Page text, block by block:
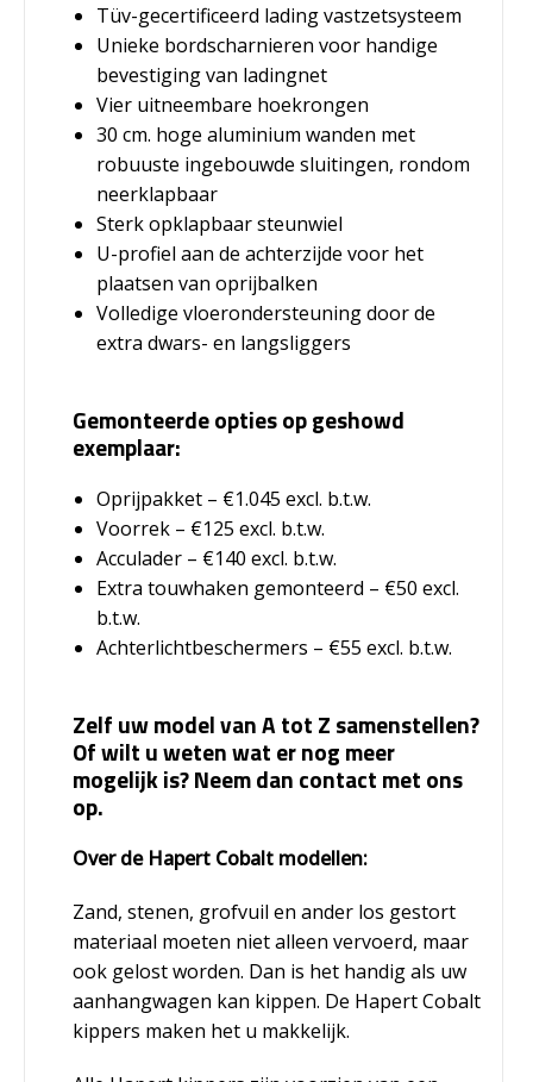
Tüv-gecertificeerd lading vastzetsysteem
Unieke bordscharnieren voor handige
bevestiging van ladingnet
Vier uitneembare hoekrongen
30 cm. hoge aluminium wanden met
robuuste ingebouwde sluitingen, rondom
neerklapbaar
Sterk opklapbaar steunwiel
U-profiel aan de achterzijde voor het
plaatsen van oprijbalken
Volledige vloerondersteuning door de
extra dwars- en langsliggers
Gemonteerde opties op geshowd
exemplaar:
Oprijpakket – €1.045 excl. b.t.w.
Voorrek – €125 excl. b.t.w.
Acculader – €140 excl. b.t.w.
Extra touwhaken gemonteerd – €50 excl.
b.t.w.
Achterlichtbeschermers – €55 excl. b.t.w.
Zelf uw model van A tot Z samenstellen?
Of wilt u weten wat er nog meer
mogelijk is? Neem dan contact met ons
op.
Over de Hapert Cobalt modellen:
Zand, stenen, grofvuil en ander los gestort
materiaal moeten niet alleen vervoerd, maar
ook gelost worden. Dan is het handig als uw
aanhangwagen kan kippen. De Hapert Cobalt
kippers maken het u makkelijk.